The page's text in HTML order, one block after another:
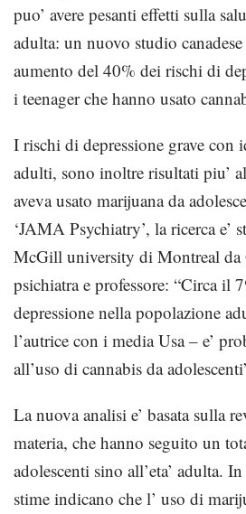
puo’ avere pesanti effetti sulla
adulta: un nuovo studio
aumento del 40% dei rischi di
i teenager che hanno usato
I rischi di depressione grave con
adulti, sono inoltre risultati piu’
aveva usato marijuana da
‘JAMA Psychiatry’, la ricerca e’
McGill university di Montreal da
psichiatra e professore: “Circa il
depressione nella popolazione
l’autrice con i media Usa – e’
all’uso di cannabis da
La nuova analisi e’ basata sulla
materia, che hanno seguito un
adolescenti sino all’eta’ adulta.
stime indicano che l’ uso di